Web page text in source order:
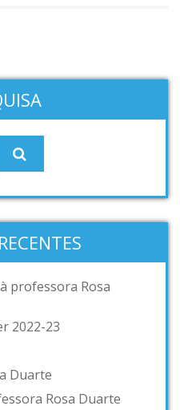
professora Rosa
2022-23
Duarte
Rosa Duarte